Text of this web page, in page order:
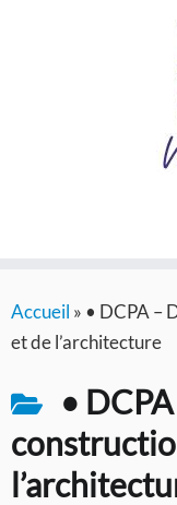
au
contenu
Accueil » • DCPA –
et de l’architecture
•